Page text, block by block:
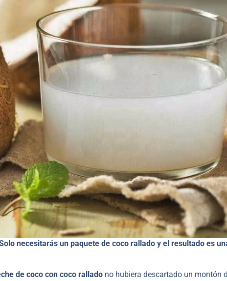
necesitarás un paquete de coco rallado y el resultado es
de coco con coco rallado no hubiera descartado un montón